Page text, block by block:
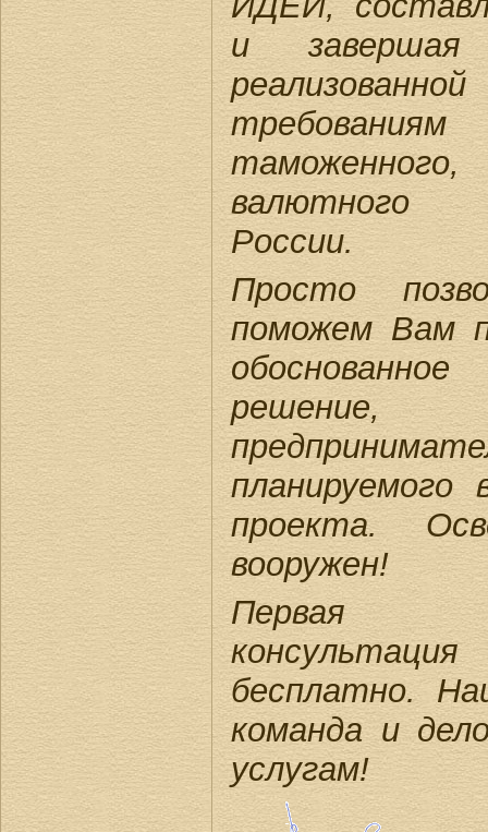
и
требованиям
валютного
России.
Просто
поможем Вам
планируемого
проекта.
вооружен!
Первая
бесплатно.
команда и
услугам!